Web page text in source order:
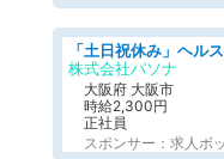
株式会社パソナ
大阪府 大阪市
時給2,300円
正社員
スポンサー：求人ボ